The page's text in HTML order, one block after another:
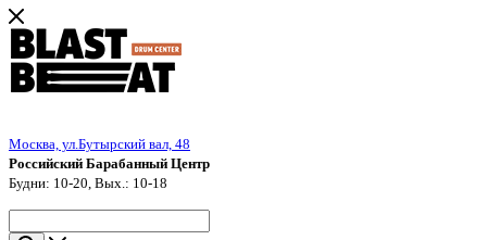
Москва, ул.Бутырский вал, 48
Российский Барабанный Центр
Будни: 10-20, Вых.: 10-18